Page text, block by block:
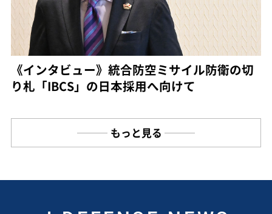
《インタビュー》統合防空ミサイル防衛の切
り札「IBCS」の日本採用へ向けて
もっと見る